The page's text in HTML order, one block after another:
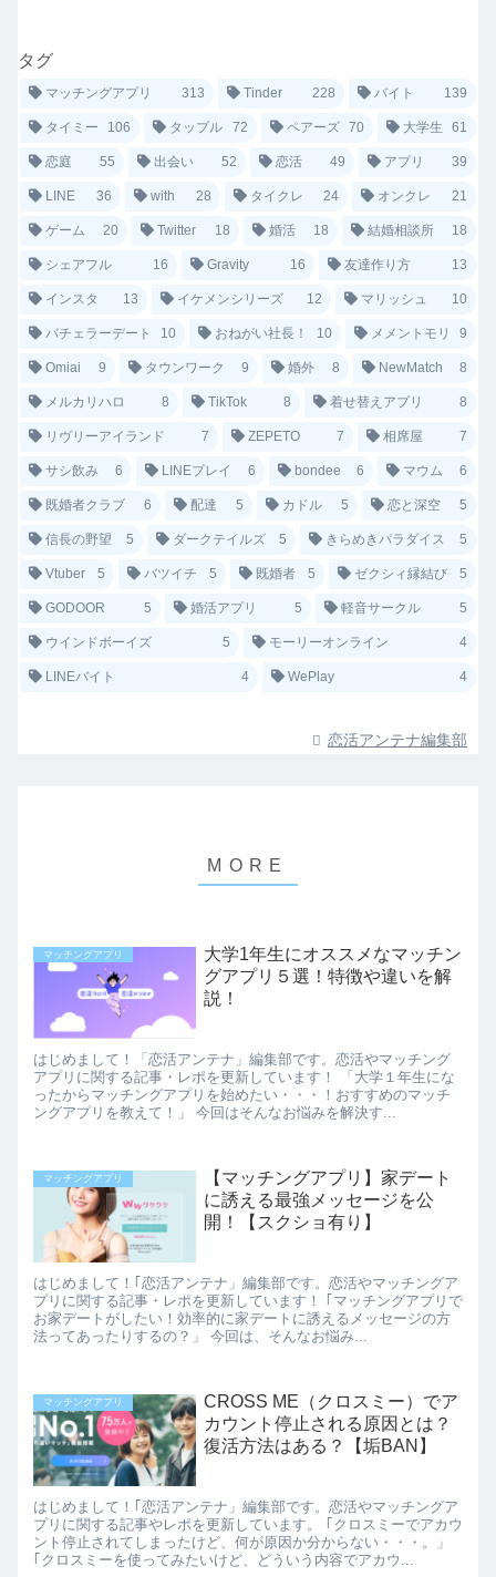
タグ
マッチングアプリ 313 Tinder 228 バイト 139
タイミー 106 タップル 72 ペアーズ 70 大学生 61
恋庭 55 出会い 52 恋活 49 アプリ 39
LINE 36 with 28 タイクレ 24 オンクレ 21
ゲーム 20 Twitter 18 婚活 18 結婚相談所 18
シェアフル 16 Gravity 16 友達作り方 13
インスタ 13 イケメンシリーズ 12 マリッシュ 10
バチェラーデート 10 おねがい社長！ 10 メメントモリ 9
Omiai 9 タウンワーク 9 婚外 8 NewMatch 8
メルカリハロ 8 TikTok 8 着せ替えアプリ 8
リヴリーアイランド 7 ZEPETO 7 相席屋 7
サシ飲み 6 LINEプレイ 6 bondee 6 マウム 6
既婚者クラブ 6 配達 5 カドル 5 恋と深空 5
信長の野望 5 ダークテイルズ 5 きらめきパラダイス 5
Vtuber 5 バツイチ 5 既婚者 5 ゼクシィ縁結び 5
GODOOR 5 婚活アプリ 5 軽音サークル 5
ウインドボーイズ 5 モーリーオンライン 4
LINEバイト 4 WePlay 4
恋活アンテナ編集部
マッチングアプリ
大学1年生にオススメなマッチン
グアプリ５選！特徴や違いを解
説！
はじめまして！「恋活アンテナ」編集部です。恋活やマッチング
アプリに関する記事・レポを更新しています！ 「大学１年生にな
ったからマッチングアプリを始めたい・・・！おすすめのマッチ
ングアプリを教えて！」 今回はそんなお悩みを解決す...
マッチングアプリ
【マッチングアプリ】家デート
に誘える最強メッセージを公
開！【スクショ有り】
はじめまして！｢恋活アンテナ」編集部です。恋活やマッチングア
プリに関する記事・レポを更新しています！ ｢マッチングアプリで
お家デートがしたい！効率的に家デートに誘えるメッセージの方
法ってあったりするの？」 今回は、そんなお悩み...
マッチングアプリ
CROSS ME（クロスミー）でア
カウント停止される原因とは？
復活方法はある？【垢BAN】
はじめまして！｢恋活アンテナ」編集部です。恋活やマッチングア
プリに関する記事やレポを更新しています。 ｢クロスミーでアカウ
ント停止されてしまったけど、何が原因か分からない・・・。」
｢クロスミーを使ってみたいけど、どういう内容でアカウ...